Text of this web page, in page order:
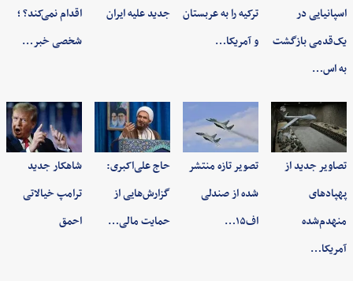
اسپانیایی در
یک‌قدمی بازگشت
به اس…
ترکیه را به عربستان
و آمریکا…
جدید علیه ایران
اقدام نمی‌کند؟ ؛
شخصی خبر…
تصاویر جدید از
پهپادهای
منهدم‌شده
آمریکا…
تصویر تازه منتشر
شده از صندلی
اف۱۵…
حاج علی‌اکبری:
گزارش‌هایی از
حمایت مالی…
شاهکار جدید
ترامپ خیالاتی
احمق